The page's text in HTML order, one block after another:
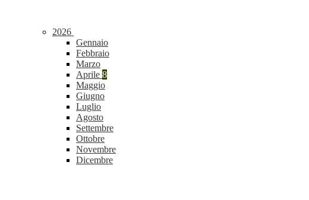
2026
Gennaio
Febbraio
Marzo
Aprile 8
Maggio
Giugno
Luglio
Agosto
Settembre
Ottobre
Novembre
Dicembre